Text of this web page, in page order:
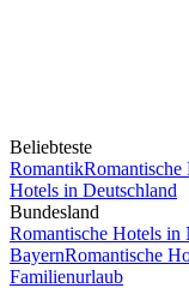
Beliebteste
RomantikRomantische
Hotels in Deutschland
Bundesland
Romantische Hotels in
BayernRomantische
Familienurlaub